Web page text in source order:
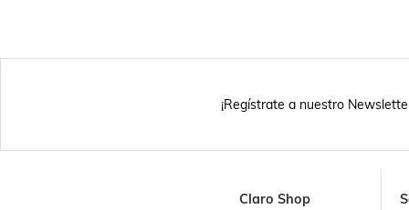
¡Regístrate a nuestro
Claro Shop